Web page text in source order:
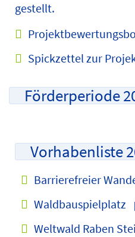
gestellt.
Spickzettel zur
Förderperiode
Vorhabenliste
Barrierefreier
Waldbauspielplatz
Weltwald Raben